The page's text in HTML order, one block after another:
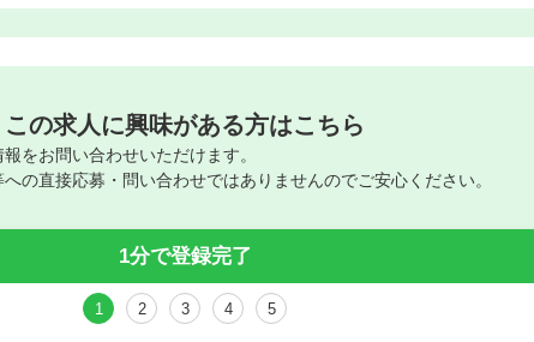
この求人に興味がある方はこちら
をお問い合わせいただけます。
の直接応募・問い合わせではありませんのでご安心ください。
1分で登録完了
1 2 3 4 5